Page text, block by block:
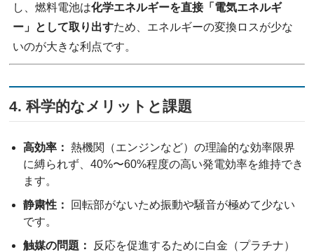
し、燃料電池は化学エネルギーを直接「電気エネルギ
ー」として取り出すため、エネルギーの変換ロスが少な
いのが大きな利点です。
4. 科学的なメリットと課題
高効率： 熱機関（エンジンなど）の理論的な効率限界
に縛られず、40%〜60%程度の高い発電効率を維持でき
ます。
静粛性：
回転部がないため振動や騒音が極めて少ない
です。
触媒の問題：
反応を促進するために白金（プラチナ）